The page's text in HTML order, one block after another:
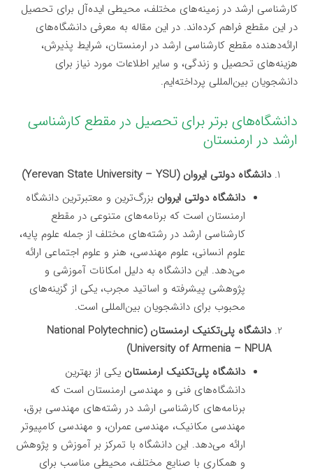
کارشناسی ارشد در زمینه‌های مختلف، محیطی ایده‌آل برای تحصیل
در این مقطع فراهم کرده‌اند. در این مقاله به معرفی دانشگاه‌های
ارائه‌دهنده مقطع کارشناسی ارشد در ارمنستان، شرایط پذیرش،
هزینه‌های تحصیل و زندگی، و سایر اطلاعات مورد نیاز برای
دانشجویان بین‌المللی پرداخته‌ایم.
دانشگاه‌های برتر برای تحصیل در مقطع کارشناسی
ارشد در ارمنستان
دانشگاه دولتی ایروان (Yerevan State University – YSU)
دانشگاه دولتی ایروان بزرگ‌ترین و معتبرترین دانشگاه
ارمنستان است که برنامه‌های متنوعی در مقطع
کارشناسی ارشد در رشته‌های مختلف از جمله علوم پایه،
علوم انسانی، علوم مهندسی، هنر و علوم اجتماعی ارائه
می‌دهد. این دانشگاه به دلیل امکانات آموزشی و
پژوهشی پیشرفته و اساتید مجرب، یکی از گزینه‌های
محبوب برای دانشجویان بین‌المللی است.
دانشگاه پلی‌تکنیک ارمنستان (National Polytechnic
University of Armenia – NPUA)
دانشگاه پلی‌تکنیک ارمنستان یکی از بهترین
دانشگاه‌های فنی و مهندسی ارمنستان است که
برنامه‌های کارشناسی ارشد در رشته‌های مهندسی برق،
مهندسی مکانیک، مهندسی عمران، و مهندسی کامپیوتر
ارائه می‌دهد. این دانشگاه با تمرکز بر آموزش و پژوهش
و همکاری با صنایع مختلف، محیطی مناسب برای